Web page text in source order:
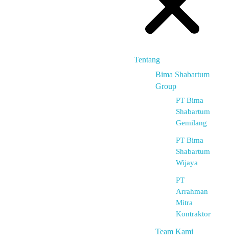
Tentang
Bima Shabartum
Group
PT Bima
Shabartum
Gemilang
PT Bima
Shabartum
Wijaya
PT
Arrahman
Mitra
Kontraktor
Team Kami